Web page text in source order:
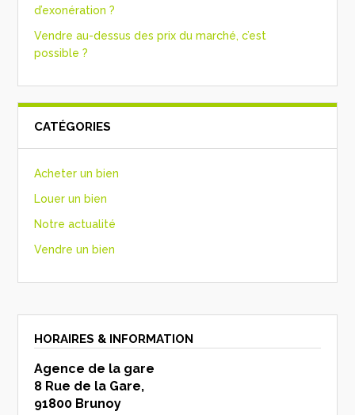
d’exonération ?
Vendre au-dessus des prix du marché, c’est
possible ?
CATÉGORIES
Acheter un bien
Louer un bien
Notre actualité
Vendre un bien
HORAIRES & INFORMATION
Agence de la gare
8 Rue de la Gare,
91800 Brunoy